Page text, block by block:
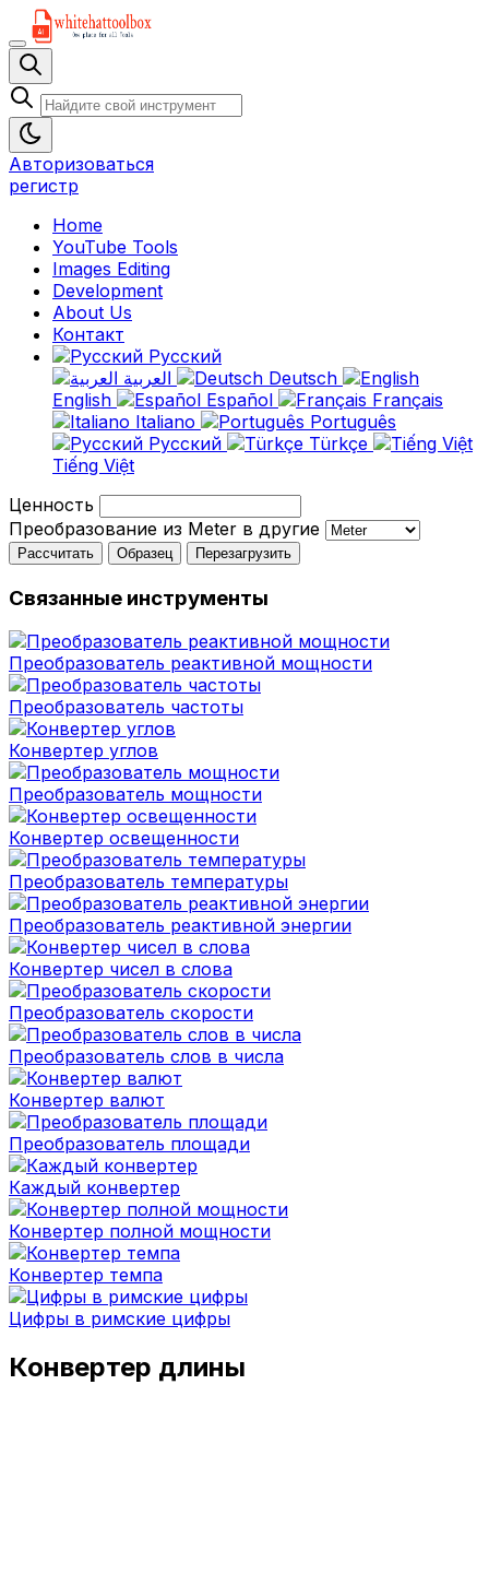
Авторизоваться
регистр
Home
YouTube Tools
Images Editing
Development
About Us
Контакт
Русский
Deutsch
English
Español
Français
Italiano
Português
Русский
Türkçe
Tiếng Việt
Ценность
Преобразование из Meter в другие
Рассчитать Образец Перезагрузить
Связанные инструменты
Преобразователь реактивной мощности
Преобразователь частоты
Конвертер углов
Преобразователь мощности
Конвертер освещенности
Преобразователь температуры
Преобразователь реактивной энергии
Конвертер чисел в слова
Преобразователь скорости
Преобразователь слов в числа
Конвертер валют
Преобразователь площади
Каждый конвертер
Конвертер полной мощности
Конвертер темпа
Цифры в римские цифры
Конвертер длины